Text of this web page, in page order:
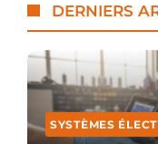
DERNIERS
SYSTÈMES